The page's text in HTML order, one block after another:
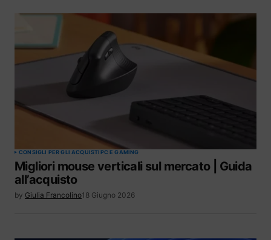
CONSIGLI PER GLI ACQUISTIPC E GAMING
Migliori mouse verticali sul mercato | Guida
all’acquisto
by Giulia Francolino18 Giugno 2026